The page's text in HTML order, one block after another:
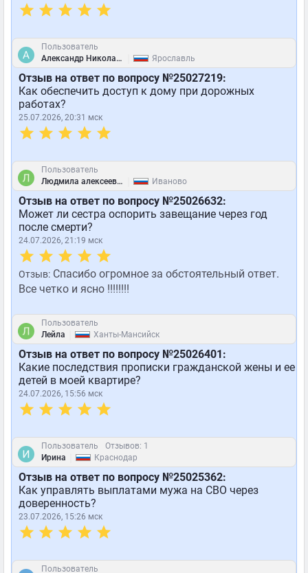
Пользователь
Александр Николаевич Корнилов
Ярославль
Отзыв на ответ по вопросу №25027219:
Как обеспечить доступ к дому при дорожных
работах?
25.07.2026, 20:31 мск
Пользователь
Людмила алексеевна
Иваново
Отзыв на ответ по вопросу №25026632:
Может ли сестра оспорить завещание через год
после смерти?
24.07.2026, 21:19 мск
Отзыв: Спасибо огромное за обстоятельный ответ.
Все четко и ясно !!!!!!!!
Пользователь
Лейла
Ханты-Мансийск
Отзыв на ответ по вопросу №25026401:
Какие последствия прописки гражданской жены и ее
детей в моей квартире?
24.07.2026, 15:56 мск
Пользователь
Отзывов: 1
Ирина
Краснодар
Отзыв на ответ по вопросу №25025362:
Как управлять выплатами мужа на СВО через
доверенность?
23.07.2026, 15:26 мск
Пользователь